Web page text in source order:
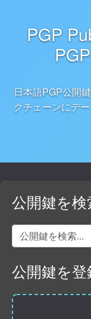
PGP
日本語PGP公開
クチェーンにデ
公開鍵を検
公開鍵を登